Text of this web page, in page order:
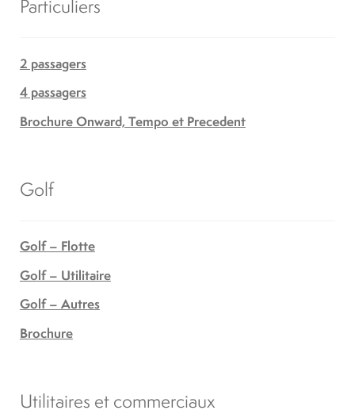
Particuliers
2 passagers
4 passagers
Brochure Onward, Tempo et Precedent
Golf
Golf – Flotte
Golf – Utilitaire
Golf – Autres
Brochure
Utilitaires et commerciaux